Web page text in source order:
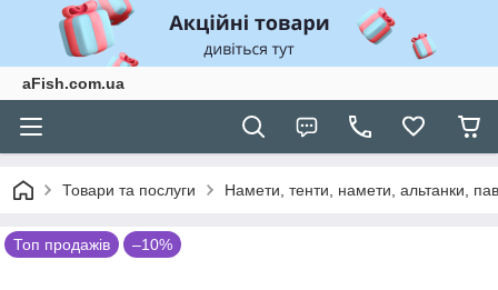
aFish.com.ua
Товари та послуги Намети, тенти, намети, альтанки,
Топ продажів –10%